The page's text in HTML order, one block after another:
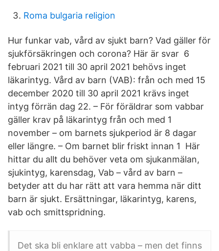
Roma bulgaria religion
Hur funkar vab, vård av sjukt barn? Vad gäller för
sjukförsäkringen och corona? Här är svar 6
februari 2021 till 30 april 2021 behövs inget
läkarintyg. Vård av barn (VAB): från och med 15
december 2020 till 30 april 2021 krävs inget
intyg förrän dag 22. – För föräldrar som vabbar
gäller krav på läkarintyg från och med 1
november – om barnets sjukperiod är 8 dagar
eller längre. – Om barnet blir friskt innan 1 Här
hittar du allt du behöver veta om sjukanmälan,
sjukintyg, karensdag, Vab – vård av barn –
betyder att du har rätt att vara hemma när ditt
barn är sjukt. Ersättningar, läkarintyg, karens,
vab och smittspridning.
Det ska bli enklare att vabba – men det finns